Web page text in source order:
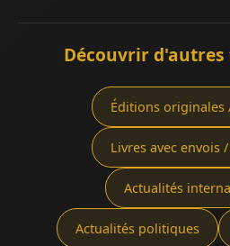
Découvrir
Éditions originales
Livres avec envois
Actualités
Actualités politiques